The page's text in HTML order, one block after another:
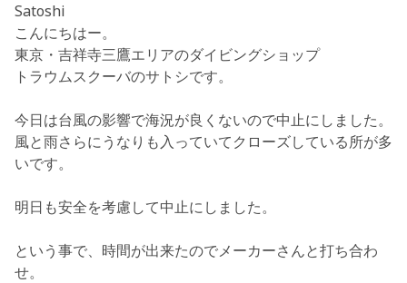
Satoshi
こんにちはー。
東京・吉祥寺三鷹エリアのダイビングショップ
トラウムスクーバのサトシです。
今日は台風の影響で海況が良くないので中止にしました。
風と雨さらにうなりも入っていてクローズしている所が多
いです。
明日も安全を考慮して中止にしました。
という事で、時間が出来たのでメーカーさんと打ち合わ
せ。